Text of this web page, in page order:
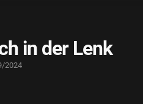
in der Lenk
2024